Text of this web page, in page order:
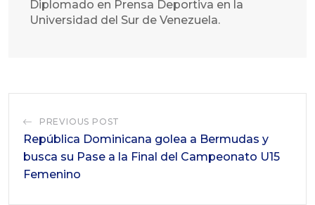
Diplomado en Prensa Deportiva en la
Universidad del Sur de Venezuela.
PREVIOUS POST
República Dominicana golea a Bermudas y
busca su Pase a la Final del Campeonato U15
Femenino